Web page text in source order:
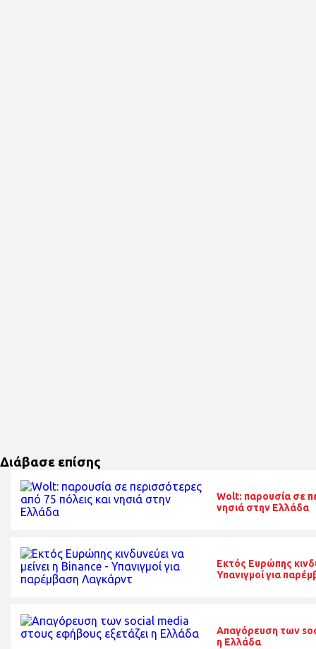
Διάβασε επίσης
Wolt: παρουσία σε
νησιά στην Ελλάδα
Εκτός Ευρώπης
Υπανιγμοί για
Απαγόρευση των
η Ελλάδα